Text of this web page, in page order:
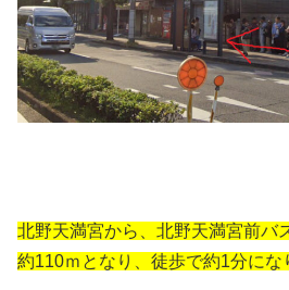
北野天満宮から、北野天満宮前バ
約110ｍとなり、徒歩で約1分にな